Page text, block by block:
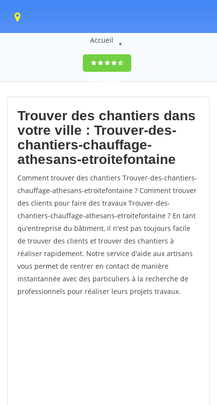
Accueil
9,5(100%)0
votes
Trouver des chantiers dans
votre ville : Trouver-des-
chantiers-chauffage-
athesans-etroitefontaine
Comment trouver des chantiers Trouver-des-chantiers-
chauffage-athesans-etroitefontaine ? Comment trouver
des clients pour faire des travaux Trouver-des-
chantiers-chauffage-athesans-etroitefontaine ? En tant
qu'entreprise du bâtiment, il n'est pas toujours facile
de trouver des clients et trouver des chantiers à
réaliser rapidement. Notre service d'aide aux artisans
vous permet de rentrer en contact de manière
instantannée avec des particuliers à la recherche de
professionnels pour réaliser leurs projets travaux.